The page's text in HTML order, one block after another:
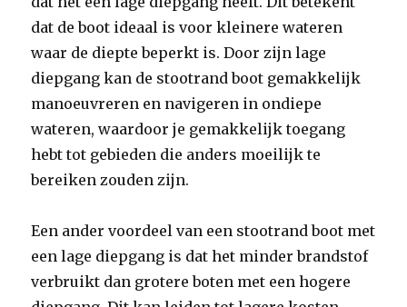
dat de boot ideaal is voor kleinere wateren
waar de diepte beperkt is. Door zijn lage
diepgang kan de stootrand boot gemakkelijk
manoeuvreren en navigeren in ondiepe
wateren, waardoor je gemakkelijk toegang
hebt tot gebieden die anders moeilijk te
bereiken zouden zijn.
Een ander voordeel van een stootrand boot met
een lage diepgang is dat het minder brandstof
verbruikt dan grotere boten met een hogere